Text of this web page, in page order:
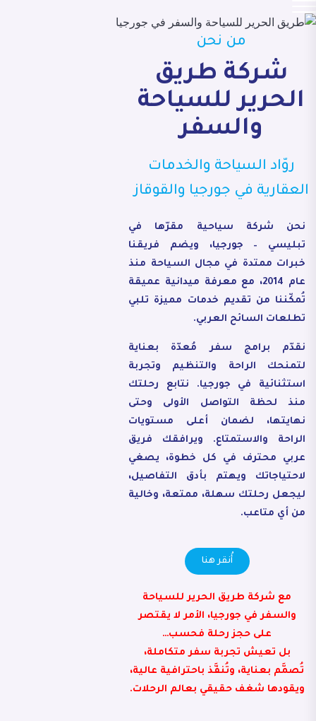
من نحن
شركة طريق
الحرير للسياحة
والسفر
روّاد السياحة والخدمات
العقارية في جورجيا والقوقاز
نحن شركة سياحية مقرّها في
تبليسي – جورجيا، ويضم فريقنا
خبرات ممتدة في مجال السياحة منذ
عام 2014، مع معرفة ميدانية عميقة
تُمكّننا من تقديم خدمات مميزة تلبي
تطلعات السائح العربي.
نقدّم برامج سفر مُعدّة بعناية
لتمنحك الراحة والتنظيم وتجربة
استثنائية في جورجيا. نتابع رحلتك
منذ لحظة التواصل الأولى وحتى
نهايتها، لضمان أعلى مستويات
الراحة والاستمتاع. ويرافقك فريق
عربي محترف في كل خطوة، يصغي
لاحتياجاتك ويهتم بأدق التفاصيل،
ليجعل رحلتك سهلة، ممتعة، وخالية
من أي متاعب.
أُنقر هنا
مع شركة طريق الحرير للسياحة
والسفر في جورجيا، الأمر لا يقتصر
على حجز رحلة فحسب…
بل تعيش تجربة سفر متكاملة،
تُصمَّم بعناية، وتُنفَّذ باحترافية عالية،
ويقودها شغف حقيقي بعالم الرحلات.